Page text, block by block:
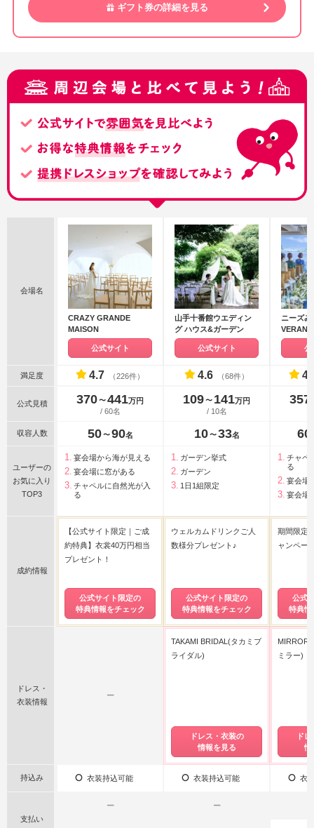
ギフト券の詳細を見る
会場名
CRAZY GRANDE
MAISON
公式サイト
山手十番館ウエディン
グ ハウス&ガーデン
公式サイト
ニーズ
ド迎賓公
満足度 4.7 （226件） 4.6 （68件）
公式見積 370〜441万円
/ 60名
109〜 141万円
/ 10名
357
収容人数 50 〜 90名 10 〜 33名 60
ユーザーの
お気に入り
TOP3
宴会場から海が見える
宴会場に窓がある
チャペルに自然光が入
る
ガーデン挙式
ガーデン
1日1組限定
チャペ
る
宴会場
宴会場
成約情報
【公式サイト限定｜ご成
約特典】衣裳40万円相当
プレゼント！
公式サイト限定の
特典情報をチェック
ウェルカムドリンクご人
数様分プレゼント♪
公式サイト限定の
特典情報をチェック
期間限定
ャンペー
公式
特典情
ドレス・
衣装情報
ー
TAKAMI BRIDAL(タカミブ
ライダル)
ドレス・衣装の
情報を見る
MIRROR
ミラー)
ド
情
持込み 衣装持込可能 衣装持込可能 衣
支払い
ー ー